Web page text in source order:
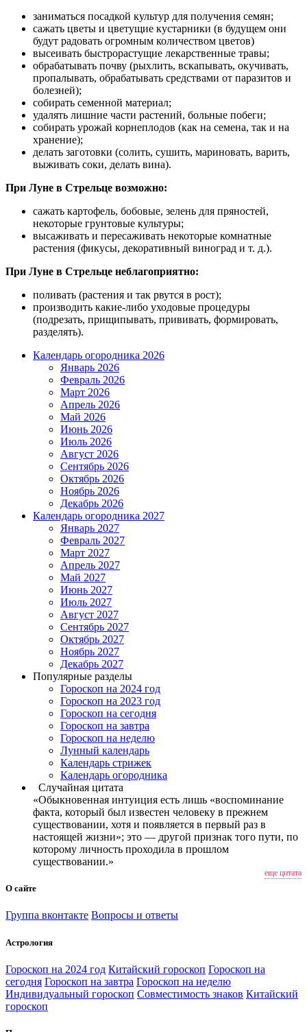
заниматься посадкой культур для получения семян;
сажать цветы и цветущие кустарники (в будущем они
будут радовать огромным количеством цветов)
высеивать быстрорастущие лекарственные травы;
обрабатывать почву (рыхлить, вскапывать, окучивать,
пропалывать, обрабатывать средствами от паразитов и
болезней);
собирать семенной материал;
удалять лишние части растений, больные побеги;
собирать урожай корнеплодов (как на семена, так и на
хранение);
делать заготовки (солить, сушить, мариновать, варить,
выживать соки, делать вина).
При Луне в Стрельце возможно:
сажать картофель, бобовые, зелень для пряностей,
некоторые грунтовые культуры;
высаживать и пересаживать некоторые комнатные
растения (фикусы, декоративный виноград и т. д.).
При Луне в Стрельце неблагоприятно:
поливать (растения и так рвутся в рост);
производить какие-либо уходовые процедуры
(подрезать, прищипывать, прививать, формировать,
разделять).
Календарь огородника 2026
Январь 2026
Февраль 2026
Март 2026
Апрель 2026
Май 2026
Июнь 2026
Июль 2026
Август 2026
Сентябрь 2026
Октябрь 2026
Ноябрь 2026
Декабрь 2026
Календарь огородника 2027
Январь 2027
Февраль 2027
Март 2027
Апрель 2027
Май 2027
Июнь 2027
Июль 2027
Август 2027
Сентябрь 2027
Октябрь 2027
Ноябрь 2027
Декабрь 2027
Популярные разделы
Гороскоп на 2024 год
Гороскоп на 2023 год
Гороскоп на сегодня
Гороскоп на завтра
Гороскоп на неделю
Лунный календарь
Календарь стрижек
Календарь огородника
Случайная цитата
«Обыкновенная интуиция есть лишь «воспоминание
факта, который был известен человеку в прежнем
существовании, хотя и появляется в первый раз в
настоящей жизни»; это — другой признак того пути, по
которому личность проходила в прошлом
существовании.»
еще цитата
О сайте
Группа вконтакте Вопросы и ответы
Астрология
Гороскоп на 2024 год Китайский гороскоп Гороскоп на
сегодня Гороскоп на завтра Гороскоп на неделю
Индивидуальный гороскоп Совместимость знаков Китайский
гороскоп